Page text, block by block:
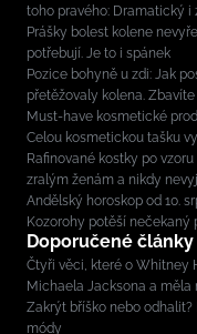
toho pravého: Dramatický i
Prášky bolest kolene
potřebují. Je to i spánek
Pozice bohyně u zdi: Jak
přetěžovaly kolena.
Must-have kosmetické
Celou kosmetickou tašku
Rafinované kostky po
zralým ženám a nikdy
Andělský horoskop od 10.
Kozorohy potěší nečekaný
Doporučené články
Čtyři věci, které o Whitney
Michaela Jacksona a měla
Zakrýt bříško nebo
módy